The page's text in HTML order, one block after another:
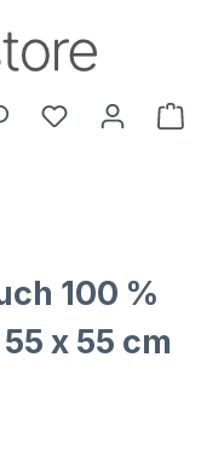
100 %
x 55 cm